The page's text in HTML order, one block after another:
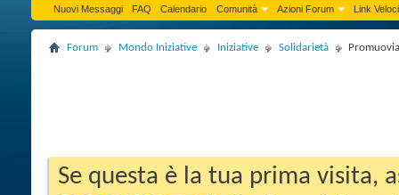
Nuovi Messaggi FAQ Calendario Comunità Azioni Forum Link Veloci
Forum Mondo Iniziative Iniziative Solidarietà
Se questa è la tua prima visita,